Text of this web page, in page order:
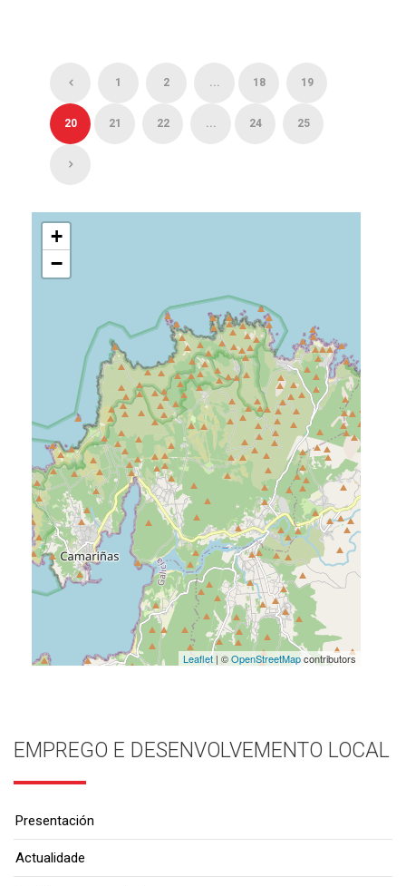
1 2 ... 18 19
20 21 22 ... 24 25
+
−
Leaflet| ©OpenStreetMapcontributors
EMPREGO E DESENVOLVEMENTO LOCAL
Presentación
Actualidade